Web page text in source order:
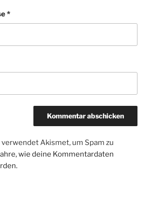
*
Akismet, um Spam zu
wie deine Kommentardaten